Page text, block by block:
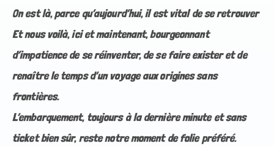
On est là, parce qu’aujourd’hui, il est vital de se retrouver
Et nous voilà, ici et maintenant, bourgeonnant
d’impatience de se réinventer, de se faire exister et de
renaître le temps d’un voyage aux origines sans
frontières.
L’embarquement, toujours à la dernière minute et sans
ticket bien sûr, reste notre moment de folie préféré.